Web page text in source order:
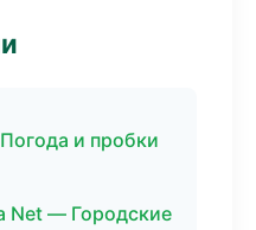
и пробки
Net — Городские